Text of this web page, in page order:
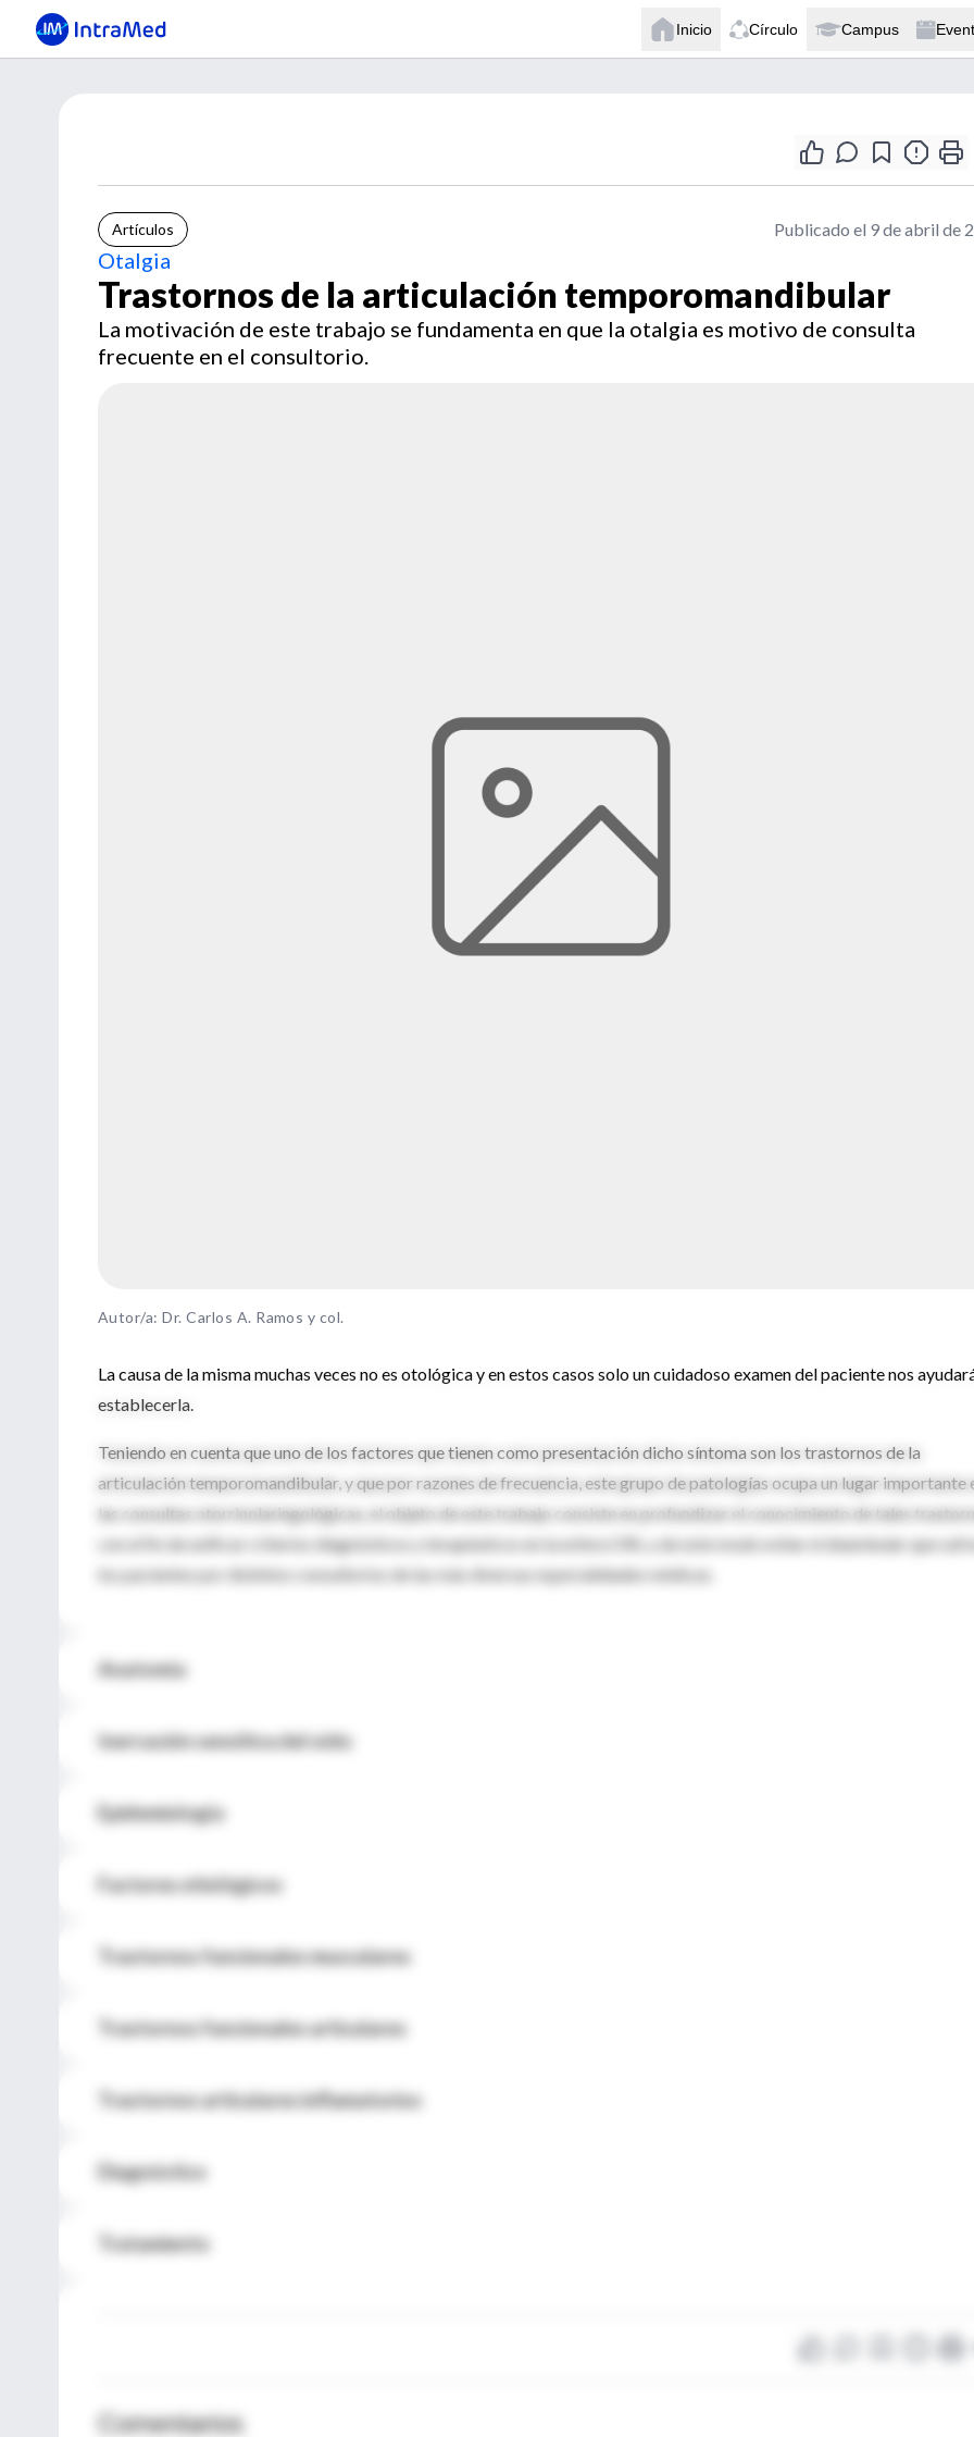
Inicio Círculo Campus
Artículos Publicado el 9 de abril de
Otalgia
Trastornos de la articulación temporomandibular
La motivación de este trabajo se fundamenta en que la otalgia es motivo de consulta
frecuente en el consultorio.
Autor/a: Dr. Carlos A. Ramos y col.
La causa de la misma muchas veces no es otológica y en estos casos solo un cuidadoso examen del paciente nos
establecerla.
Teniendo en cuenta que uno de los factores que tienen como presentación dicho síntoma son los trastornos de la
articulación temporomandibular, y que por razones de frecuencia, este grupo de patologías ocupa un lugar importante
las consultas otorrinolaringológicas, el objeto de este trabajo consiste en profundizar el conocimiento de tales
con el fin de unificar criterios diagnósticos y terapéuticos en la esfera ORL y de este modo evitar el deambular que
los pacientes por distintos consultorios de las más diversas especialidades médicas.
Anatomía
Inervación sensitiva del oído
Epidemiología
Factores etiológicos
Trastornos funcionales musculares
Trastornos funcionales articulares
Trastornos articulares inflamatorios
Diagnóstico
Tratamiento
Comentarios